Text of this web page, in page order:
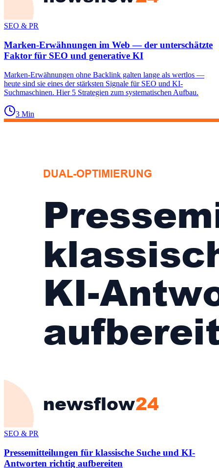
SEO & PR
Marken-Erwähnungen im Web — der unterschätzte
Faktor für SEO und generative KI
Marken-Erwähnungen ohne Backlink galten lange als wertlos —
heute sind sie eines der stärksten Signale für SEO und KI-
Suchmaschinen. Hier 5 Strategien zum systematischen Aufbau.
3 Min
SEO & PR
Pressemitteilungen für klassische Suche und KI-
Antworten richtig aufbereiten